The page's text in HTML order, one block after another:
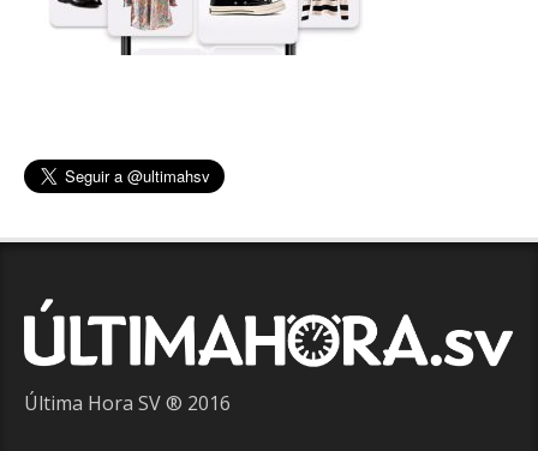
Última Hora SV ® 2016